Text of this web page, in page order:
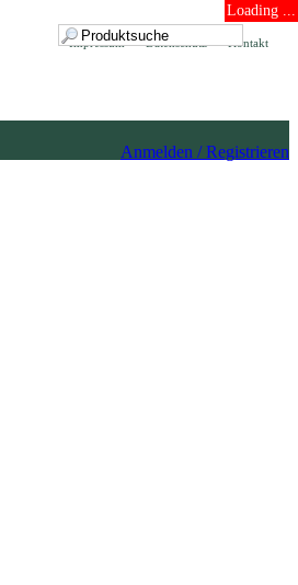
Loading ...
Kontakt
Datenschutz
Impressum
Anmelden / Registrieren